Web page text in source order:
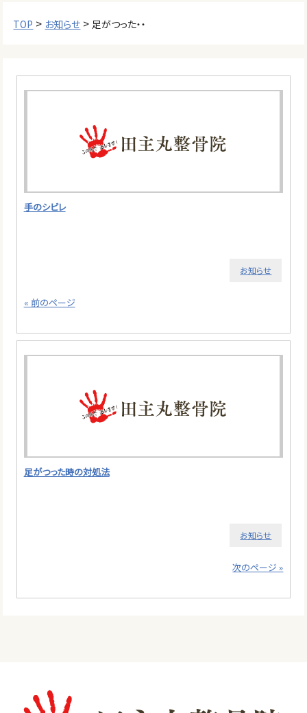
TOP > お知らせ > 足がつった・・
手のシビレ
お知らせ
« 前のページ
足がつった時の対処法
お知らせ
次のページ »